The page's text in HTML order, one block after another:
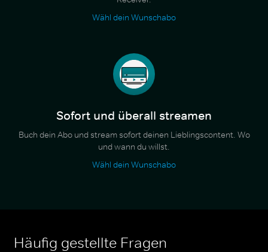
Wähl dein Wunschabo
Sofort und überall streamen
Buch dein Abo und stream sofort deinen Lieblingscontent. Wo
und wann du willst.
Wähl dein Wunschabo
Häufig gestellte Fragen